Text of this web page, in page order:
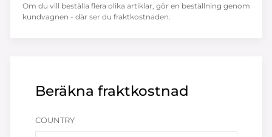
Beräkna fraktkostnad
COUNTRY
Om du vill beställa flera olika artiklar, gör en beställning genom
kundvagnen - där ser du fraktkostnaden.